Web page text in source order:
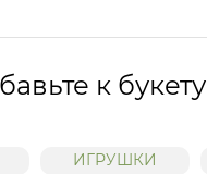
к букету
ИГРУШКИ